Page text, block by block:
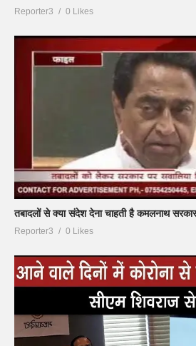
Reporter3 0 Likes
तबादलों से क्या संदेश देना चाहती है कमलनाथ
Reporter3 0 Likes